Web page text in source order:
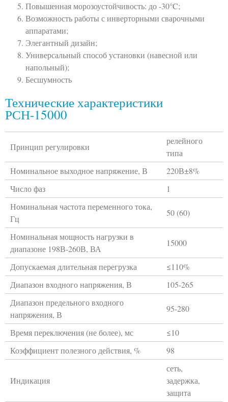
Повышенная морозоустойчивость: до -30°C;
Возможность работы с инверторными сварочными
аппаратами;
Элегантный дизайн;
Универсальный способ установки (навесной или
напольный);
Бесшумность
Технические характеристики
РСН-15000
Принцип регулировки
релейного
типа
Номинальное выходное напряжение, В
220В±8%
Число фаз
1
Номинальная частота переменного тока,
Гц
50 (60)
Номинальная мощность нагрузки в
диапазоне 198В-260В, ВА
15000
Допускаемая длительная перегрузка
≤110%
Диапазон входного напряжения, В
105-265
Диапазон предельного входного
напряжения, В
95-280
Время переключения (не более), мс
≤10
Коэффициент полезного действия, %
98
Индикация
сеть,
задержка,
защита